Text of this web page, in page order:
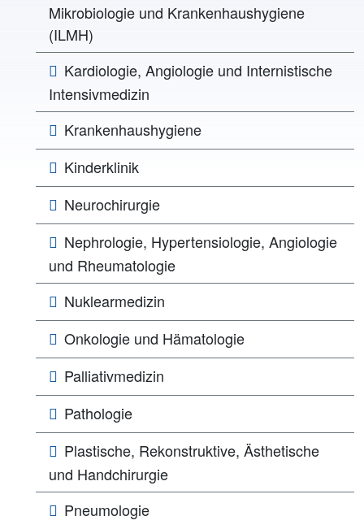
Mikrobiologie und Krankenhaushygiene
(ILMH)
Kardiologie, Angiologie und Internistische
Intensivmedizin
Krankenhaushygiene
Kinderklinik
Neurochirurgie
Nephrologie, Hypertensiologie, Angiologie
und Rheumatologie
Nuklearmedizin
Onkologie und Hämatologie
Palliativmedizin
Pathologie
Plastische, Rekonstruktive, Ästhetische
und Handchirurgie
Pneumologie